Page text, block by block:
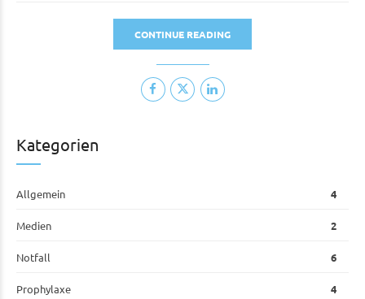
CONTINUE READING
Kategorien
Allgemein 4
Medien 2
Notfall 6
Prophylaxe 4